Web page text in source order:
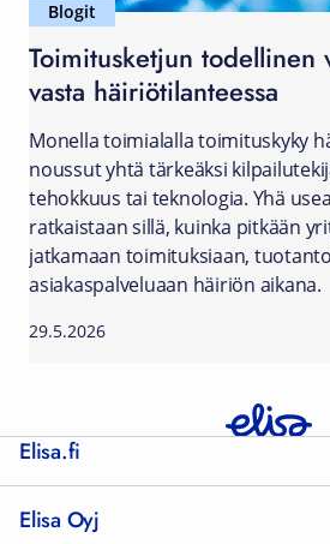
Blogit
Toimitusketjun todellinen
vasta häiriötilanteessa
Monella toimialalla toimituskyky
noussut yhtä tärkeäksi
tehokkuus tai teknologia. Yhä
ratkaistaan sillä, kuinka pitkään
jatkamaan toimituksiaan,
asiakaspalveluaan häiriön aikana.
29.5.2026
Elisa.fi
Elisa Oyj